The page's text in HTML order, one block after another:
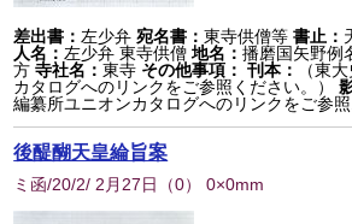
差出書： 左少弁 宛名書：東寺供僧等 書止：
人名： 左少弁 東寺供僧 地名：播磨国矢野例
方 寺社名：東寺 その他事項： 刊本：
（東
カタログへのリンクをご参照ください。）
編纂所ユニオンカタログへのリンクをご参照
後醍醐天皇綸旨案
ミ函/20/2/ 2月27日 （0） 0×0mm